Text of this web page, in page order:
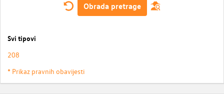
Obrada pretrage
Svi tipovi
208
* Prikaz pravnih obavijesti